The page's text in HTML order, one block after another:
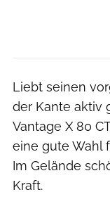
Liebt seinen
der Kante aktiv
Vantage X 80
eine gute Wahl
Im Gelände
Kraft.